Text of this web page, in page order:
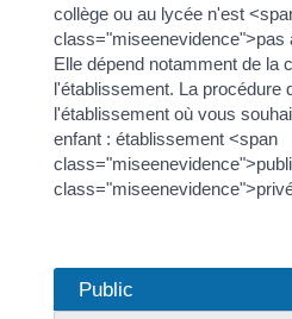
collège ou au lycée n'est
class="miseenevidence">pas
Elle dépend notamment de la
l'établissement. La procédure
l'établissement où vous
enfant : établissement <span
Public